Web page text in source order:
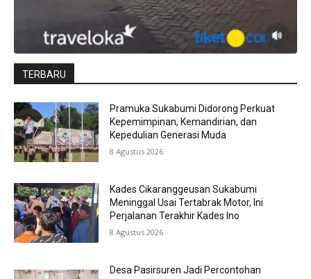
TERBARU
Pramuka Sukabumi Didorong Perkuat
Kepemimpinan, Kemandirian, dan
Kepedulian Generasi Muda
8 Agustus 2026
Kades Cikaranggeusan Sukabumi
Meninggal Usai Tertabrak Motor, Ini
Perjalanan Terakhir Kades Ino
8 Agustus 2026
Desa Pasirsuren Jadi Percontohan